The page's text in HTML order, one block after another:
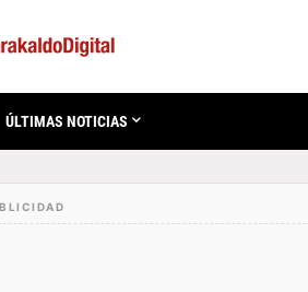
ÚLTIMAS NOTICIAS